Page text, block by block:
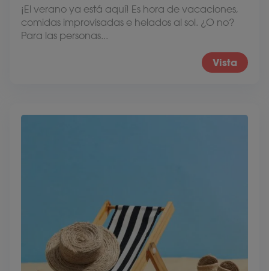
¡El verano ya está aquí! Es hora de vacaciones,
comidas improvisadas e helados al sol. ¿O no?
Para las personas...
Vista